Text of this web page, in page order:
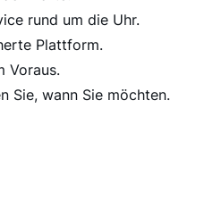
rund um die Uhr.
Plattform.
Voraus.
Sie, wann Sie möchten.